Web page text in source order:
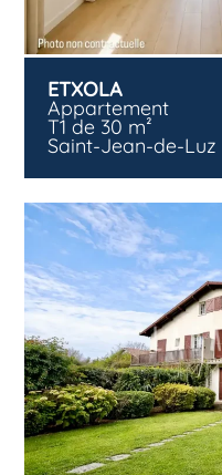
ETXOLA
Appartement
T1 de 30 m²
Saint-Jean-de-Luz